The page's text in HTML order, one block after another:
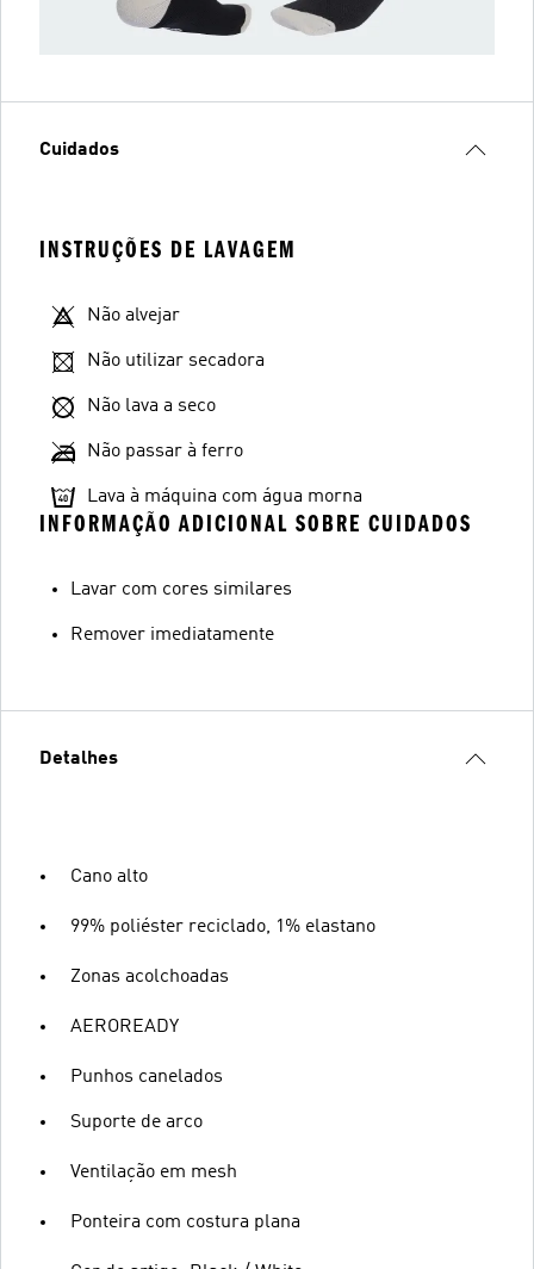
Cuidados
INSTRUÇÕES DE LAVAGEM
Não alvejar
Não utilizar secadora
Não lava a seco
Não passar à ferro
Lava à máquina com água morna
INFORMAÇÃO ADICIONAL SOBRE CUIDADOS
Lavar com cores similares
Remover imediatamente
Detalhes
Cano alto
99% poliéster reciclado, 1% elastano
Zonas acolchoadas
AEROREADY
Punhos canelados
Suporte de arco
Ventilação em mesh
Ponteira com costura plana